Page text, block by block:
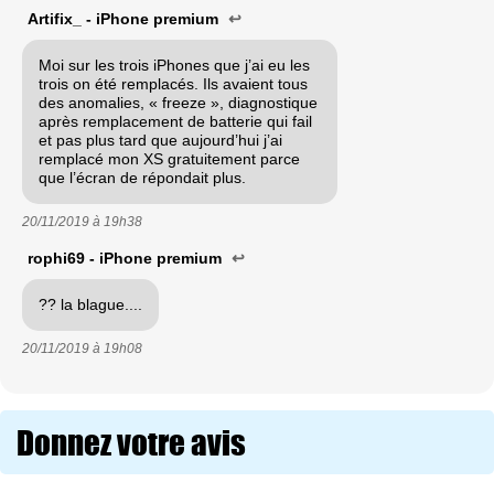
Artifix_ - iPhone premium ↩
Moi sur les trois iPhones que j’ai eu les
trois on été remplacés. Ils avaient tous
des anomalies, « freeze », diagnostique
après remplacement de batterie qui fail
et pas plus tard que aujourd’hui j’ai
remplacé mon XS gratuitement parce
que l’écran de répondait plus.
20/11/2019 à 19h38
rophi69 - iPhone premium ↩
?? la blague....
20/11/2019 à 19h08
Donnez votre avis